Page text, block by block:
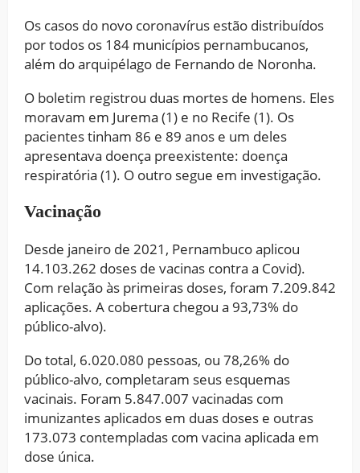
Os casos do novo coronavírus estão distribuídos
por todos os 184 municípios pernambucanos,
além do arquipélago de Fernando de Noronha.
O boletim registrou duas mortes de homens. Eles
moravam em Jurema (1) e no Recife (1). Os
pacientes tinham 86 e 89 anos e um deles
apresentava doença preexistente: doença
respiratória (1). O outro segue em investigação.
Vacinação
Desde janeiro de 2021, Pernambuco aplicou
14.103.262 doses de vacinas contra a Covid).
Com relação às primeiras doses, foram 7.209.842
aplicações. A cobertura chegou a 93,73% do
público-alvo).
Do total, 6.020.080 pessoas, ou 78,26% do
público-alvo, completaram seus esquemas
vacinais. Foram 5.847.007 vacinadas com
imunizantes aplicados em duas doses e outras
173.073 contempladas com vacina aplicada em
dose única.